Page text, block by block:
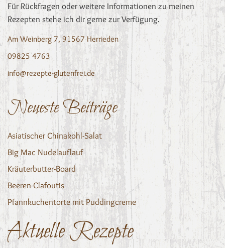
Für Rückfragen oder weitere Informationen zu meinen
Rezepten stehe ich dir gerne zur Verfügung.
Am Weinberg 7, 91567 Herrieden
09825 4763
info@rezepte-glutenfrei.de
Neueste Beiträge
Asiatischer Chinakohl-Salat
Big Mac Nudelauflauf
Kräuterbutter-Board
Beeren-Clafoutis
Pfannkuchentorte mit Puddingcreme
Aktuelle Rezepte